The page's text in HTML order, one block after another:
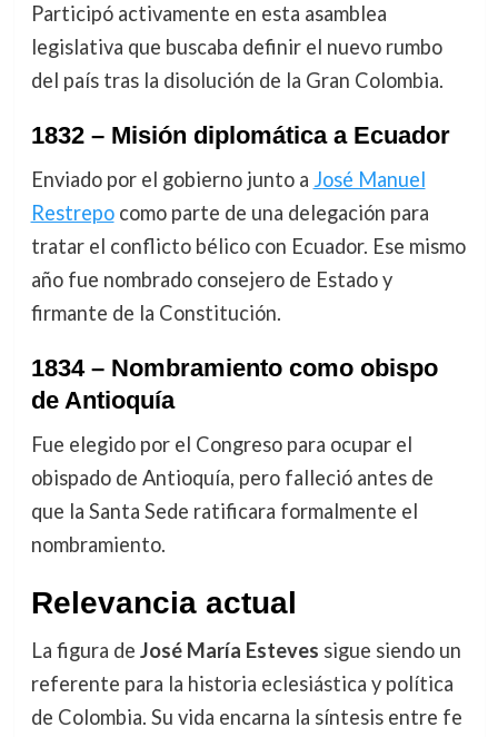
Participó activamente en esta asamblea
legislativa que buscaba definir el nuevo rumbo
del país tras la disolución de la Gran Colombia.
1832 – Misión diplomática a Ecuador
Enviado por el gobierno junto a José Manuel
Restrepocomo parte de una delegación para
tratar el conflicto bélico con Ecuador. Ese mismo
año fue nombrado consejero de Estado y
firmante de la Constitución.
1834 – Nombramiento como obispo
de Antioquía
Fue elegido por el Congreso para ocupar el
obispado de Antioquía, pero falleció antes de
que la Santa Sede ratificara formalmente el
nombramiento.
Relevancia actual
La figura de José María Esteves sigue siendo un
referente para la historia eclesiástica y política
de Colombia. Su vida encarna la síntesis entre fe